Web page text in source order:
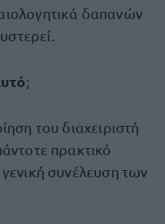
δαπανών
;
του διαχειριστή
πρακτικό
συνέλευση των